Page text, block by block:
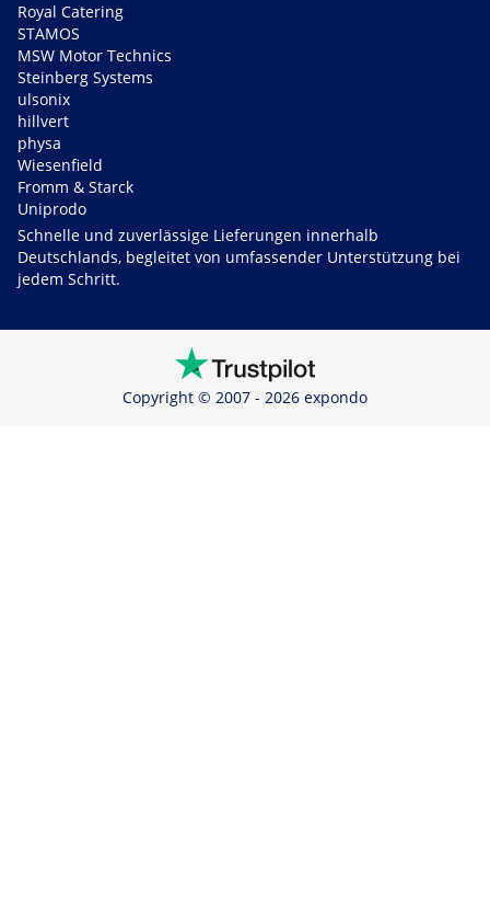
Royal Catering
STAMOS
MSW Motor Technics
Steinberg Systems
ulsonix
hillvert
physa
Wiesenfield
Fromm & Starck
Uniprodo
Schnelle und zuverlässige Lieferungen innerhalb
Deutschlands, begleitet von umfassender Unterstützung bei
jedem Schritt.
Copyright © 2007 - 2026 expondo